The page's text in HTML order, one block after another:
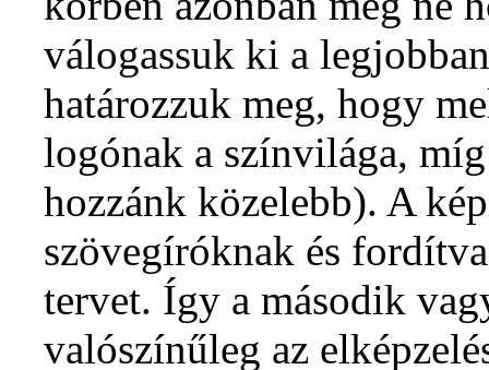
válogassuk ki a
határozzuk meg, hogy
logónak a színvilága,
hozzánk közelebb). A
szövegíróknak és
tervet. Így a második
valószínűleg az